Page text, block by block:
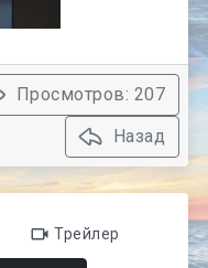
Просмотров: 207
Назад
Трейлер